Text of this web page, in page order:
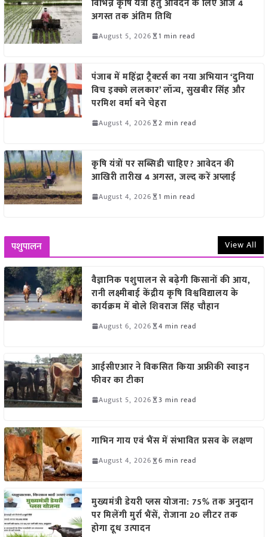
विभिन्न कृषि यंत्रों हेतु आवेदन के लिए आज 4
अगस्त तक अंतिम तिथि
August 5, 2026 1 min read
पंजाब में महिंद्रा ट्रैक्टर्स का नया अभियान ‘दुनिया
विच इक्को ललकार’ लॉन्च, सुखबीर सिंह और
परमिश वर्मा बने चेहरा
August 4, 2026 2 min read
कृषि यंत्रों पर सब्सिडी चाहिए? आवेदन की
आखिरी तारीख 4 अगस्त, जल्द करें अप्लाई
August 4, 2026 1 min read
पशुपालन View All
वैज्ञानिक पशुपालन से बढ़ेगी किसानों की आय,
रानी लक्ष्मीबाई केंद्रीय कृषि विश्वविद्यालय के
कार्यक्रम में बोले शिवराज सिंह चौहान
August 6, 2026 4 min read
आईसीएआर ने विकसित किया अफ्रीकी स्वाइन
फीवर का टीका
August 5, 2026 3 min read
गाभिन गाय एवं भैंस में संभावित प्रसव के लक्षण
August 4, 2026 6 min read
मुख्यमंत्री डेयरी प्लस योजना: 75% तक अनुदान
पर मिलेंगी मुर्रा भैंसें, रोजाना 20 लीटर तक
होगा दूध उत्पादन